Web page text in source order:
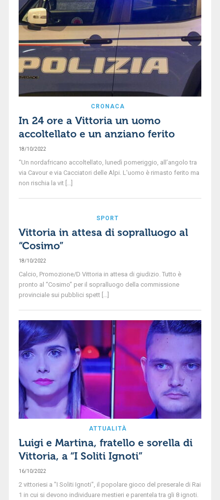
CRONACA
In 24 ore a Vittoria un uomo
accoltellato e un anziano ferito
18/10/2022
“Un nordafricano accoltellato, lunedì pomeriggio, all’angolo tra
via Cavour e via Cacciatori delle Alpi. L'uomo è rimasto ferito ma
non rischia la vit [...]
SPORT
Vittoria in attesa di sopralluogo al
“Cosimo”
18/10/2022
Calcio, Promozione/D Vittoria in attesa di giudizio. Tutto è
pronto al “Cosimo” per il sopralluogo della commissione
provinciale sui pubblici spett [...]
ATTUALITÀ
Luigi e Martina, fratello e sorella di
Vittoria, a “I Soliti Ignoti”
16/10/2022
2 vittoriesi a "I Soliti Ignoti", il popolare gioco del preserale di Rai
1 in cui si devono individuare mestieri e parentela tra gli 8 ignoti.